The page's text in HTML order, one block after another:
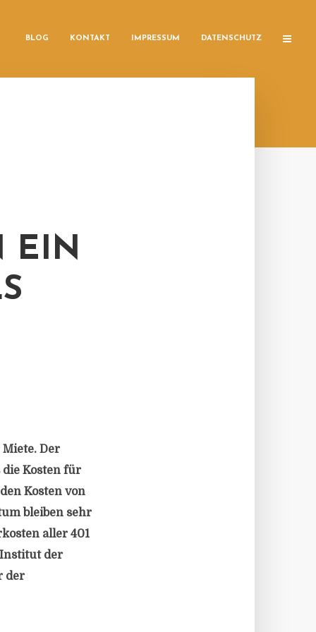
BLOG KONTAKT IMPRESSUM DATENSCHUTZ
EIN
Der
Kosten für
Kosten von
bleiben sehr
aller 401
der
der